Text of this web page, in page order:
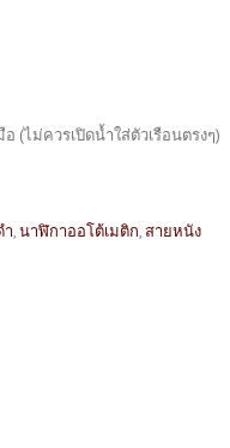
(ไม่ควรเปิดน้ำใส่ตัวเรือนตรงๆ)
,นาฬิกาออโต้เมติก,สายหนัง